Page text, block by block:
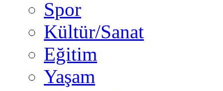
Spor
Kültür/Sanat
Eğitim
Yaşam